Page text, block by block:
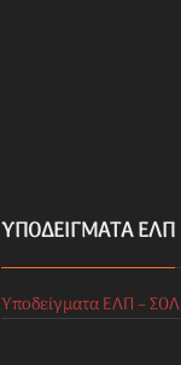
ΥΠΟΔΕΊΓΜΑΤΑ ΕΛΠ
Υποδείγματα ΕΛΠ – ΣΟΛ